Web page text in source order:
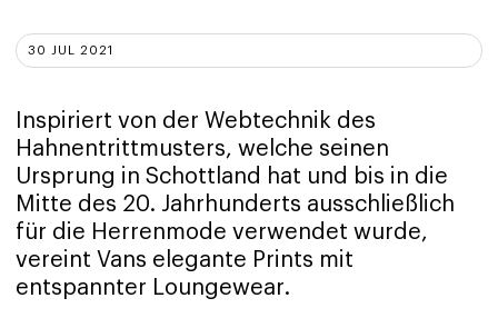
30 JUL 2021
Inspiriert von der Webtechnik des
Hahnentrittmusters, welche seinen
Ursprung in Schottland hat und bis in die
Mitte des 20. Jahrhunderts ausschließlich
für die Herrenmode verwendet wurde,
vereint Vans elegante Prints mit
entspannter Loungewear.